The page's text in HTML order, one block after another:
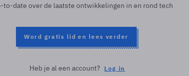
to-date over de laatste ontwikkelingen in en rond tech
Word gratis lid en lees verder
Heb je al een account? Log in